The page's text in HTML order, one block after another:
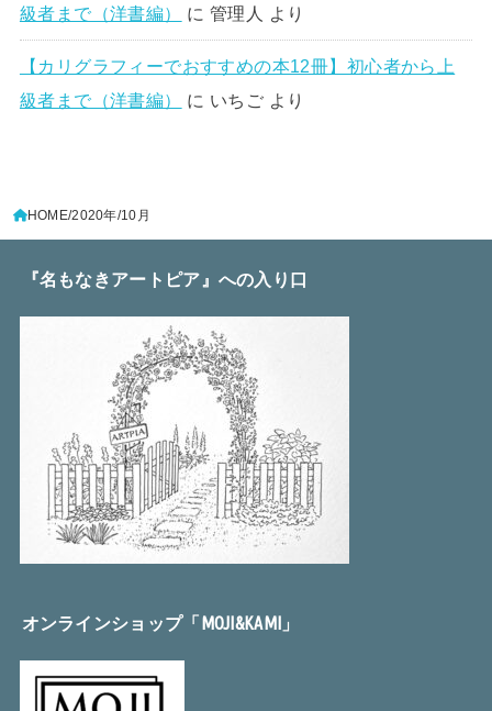
級者まで（洋書編）
に 管理人 より
【カリグラフィーでおすすめの本12冊】初心者から上
級者まで（洋書編）
に いちご より
HOME 2020年 10月
『名もなきアートピア』への入り口
オンラインショップ「MOJI&KAMI」